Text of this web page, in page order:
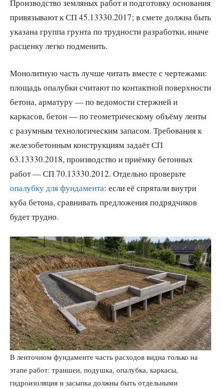
Производство земляных работ и подготовку основания
привязывают к СП 45.13330.2017; в смете должна быть
указана группа грунта по трудности разработки, иначе
расценку легко подменить.
Монолитную часть лучше читать вместе с чертежами:
площадь опалубки считают по контактной поверхности
бетона, арматуру — по ведомости стержней и
каркасов, бетон — по геометрическому объёму ленты
с разумным технологическим запасом. Требования к
железобетонным конструкциям задаёт СП
63.13330.2018, производство и приёмку бетонных
работ — СП 70.13330.2012. Отдельно проверьте
опалубку для фундамента: если её спрятали внутри
куба бетона, сравнивать предложения подрядчиков
будет трудно.
В ленточном фундаменте часть расходов видна только на
этапе работ: траншеи, подушка, опалубка, каркасы,
гидроизоляция и засыпка должны быть отдельными